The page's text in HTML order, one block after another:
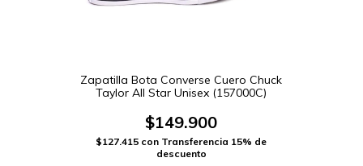
Zapatilla Bota Converse Cuero Chuck
Taylor All Star Unisex (157000C)
$149.900
$127.415 con Transferencia 15% de
descuento